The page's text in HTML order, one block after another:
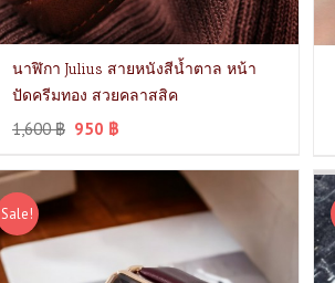
นาฬิกา Julius สายหนังสีน้ำตาล หน้า
ปัดครีมทอง สวยคลาสสิค
1,600฿ 950 ฿
Sale!